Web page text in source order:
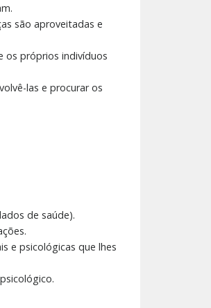
são aproveitadas e
os próprios indivíduos
las e procurar os
de saúde).
e psicológicas que lhes